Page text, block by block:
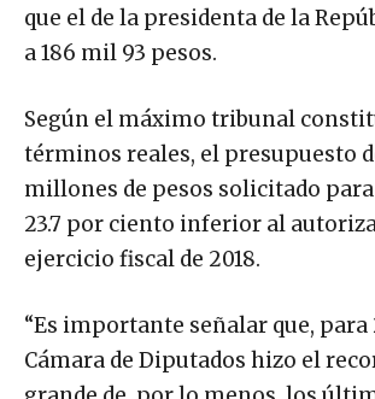
que el de la presidenta de la
a 186 mil 93 pesos.
Según el máximo tribunal
términos reales, el presupuesto
millones de pesos solicitado para
23.7 por ciento inferior al
ejercicio fiscal de 2018.
“Es importante señalar que, para
Cámara de Diputados hizo el